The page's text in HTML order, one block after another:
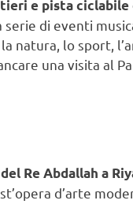
e pista
serie di eventi
natura, lo sport,
una visita al
Re Abdallah a
d’arte